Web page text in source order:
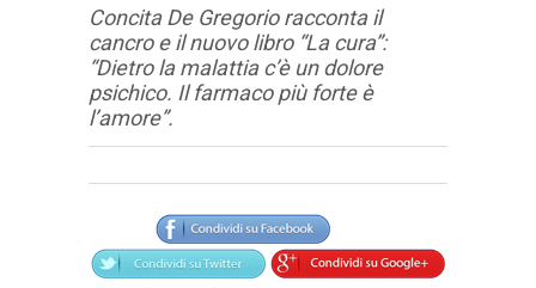
Concita De Gregorio racconta il
cancro e il nuovo libro “La cura”:
“Dietro la malattia c’è un dolore
psichico. Il farmaco più forte è
l’amore”.
Articolo
Testo articolo principale